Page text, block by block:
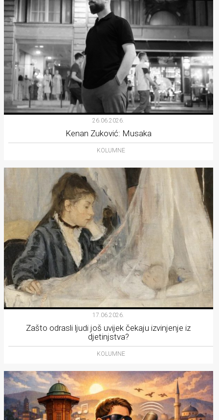
26.06.2026.
Kenan Zuković: Musaka
KOLUMNE
17.06.2026.
Zašto odrasli ljudi još uvijek čekaju izvinjenje iz
djetinjstva?
KOLUMNE